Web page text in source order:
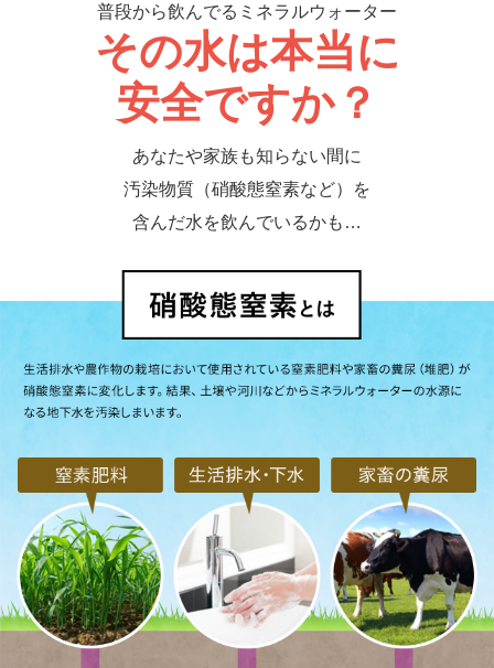
普段から飲んでるミネラルウォーター
その水は本当に
安全ですか？
あなたや家族も知らない間に
汚染物質（硝酸態窒素など）を
含んだ水を飲んでいるかも…